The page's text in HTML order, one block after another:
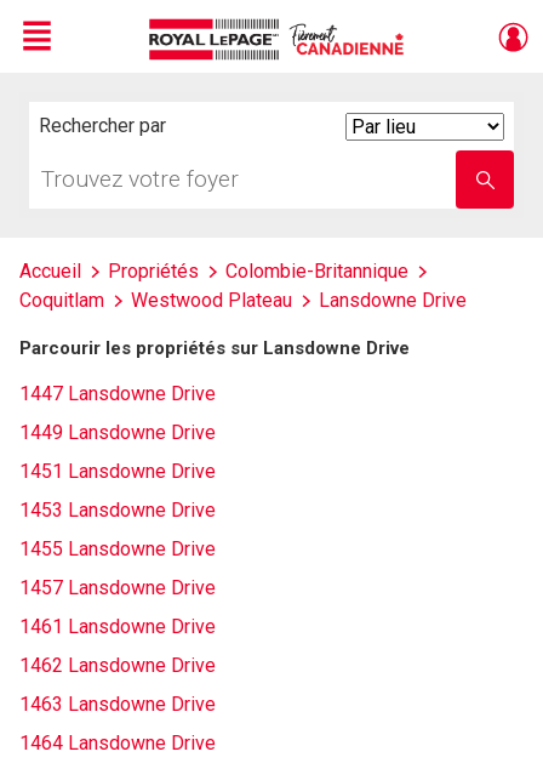
Menu
Rechercher par
votre
nom
Accueil Propriétés
Colombie-Britannique
Coquitlam
Westwood Plateau Lansdowne Drive
Parcourir les propriétés sur Lansdowne Drive
1447 Lansdowne Drive
1449 Lansdowne Drive
1451 Lansdowne Drive
1453 Lansdowne Drive
1455 Lansdowne Drive
1457 Lansdowne Drive
1461 Lansdowne Drive
1462 Lansdowne Drive
1463 Lansdowne Drive
1464 Lansdowne Drive